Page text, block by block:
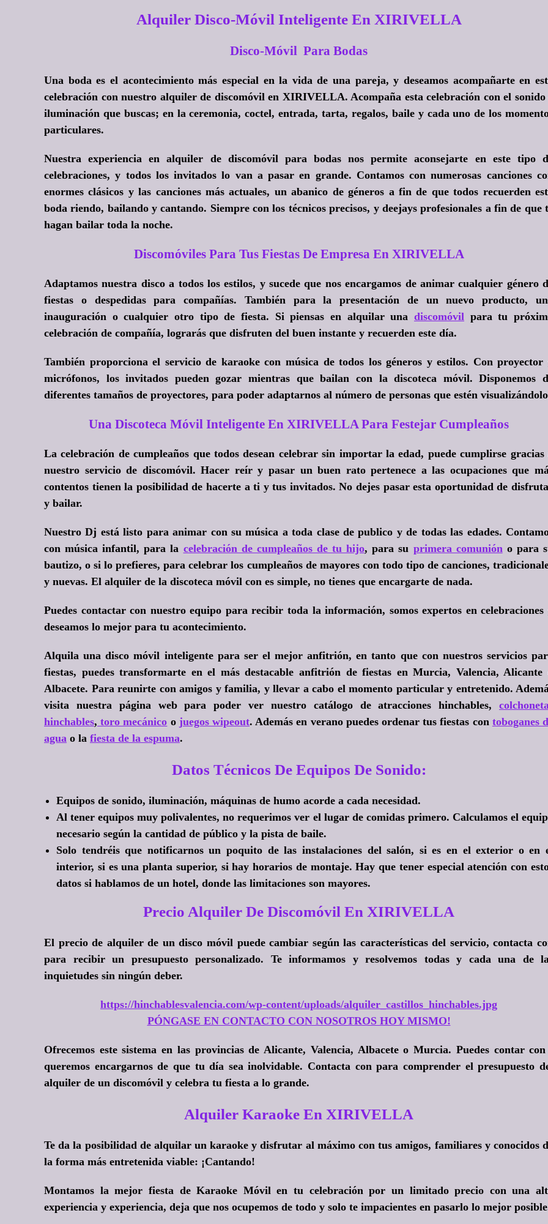
Alquiler Disco-Móvil Inteligente En XIRIVELLA
Disco-Móvil Para Bodas
Una boda es el acontecimiento más especial en la vida de una pareja, y deseamos acompañarte en
celebración con nuestro alquiler de discomóvil en XIRIVELLA. Acompaña esta celebración con el sonido
iluminación que buscas; en la ceremonia, coctel, entrada, tarta, regalos, baile y cada uno de los
particulares.
Nuestra experiencia en alquiler de discomóvil para bodas nos permite aconsejarte en este tipo
celebraciones, y todos los invitados lo van a pasar en grande. Contamos con numerosas canciones
enormes clásicos y las canciones más actuales, un abanico de géneros a fin de que todos recuerden
boda riendo, bailando y cantando. Siempre con los técnicos precisos, y deejays profesionales a fin de que
hagan bailar toda la noche.
Discomóviles Para Tus Fiestas De Empresa En XIRIVELLA
Adaptamos nuestra disco a todos los estilos, y sucede que nos encargamos de animar cualquier género
fiestas o despedidas para compañías. También para la presentación de un nuevo producto,
inauguración o cualquier otro tipo de fiesta. Si piensas en alquilar una discomóvil para tu
celebración de compañía, lograrás que disfruten del buen instante y recuerden este día.
También proporciona el servicio de karaoke con música de todos los géneros y estilos. Con proyector
micrófonos, los invitados pueden gozar mientras que bailan con la discoteca móvil. Disponemos
diferentes tamaños de proyectores, para poder adaptarnos al número de personas que estén
Una Discoteca Móvil Inteligente En XIRIVELLA Para Festejar Cumpleaños
La celebración de cumpleaños que todos desean celebrar sin importar la edad, puede cumplirse gracias
nuestro servicio de discomóvil. Hacer reír y pasar un buen rato pertenece a las ocupaciones que
contentos tienen la posibilidad de hacerte a ti y tus invitados. No dejes pasar esta oportunidad de
y bailar.
Nuestro Dj está listo para animar con su música a toda clase de publico y de todas las edades.
con música infantil, para la celebración de cumpleaños de tu hijo, para su primera comunióno para
bautizo, o si lo prefieres, para celebrar los cumpleaños de mayores con todo tipo de canciones,
y nuevas. El alquiler de la discoteca móvil con es simple, no tienes que encargarte de nada.
Puedes contactar con nuestro equipo para recibir toda la información, somos expertos en celebraciones
deseamos lo mejor para tu acontecimiento.
Alquila una disco móvil inteligente para ser el mejor anfitrión, en tanto que con nuestros servicios
fiestas, puedes transformarte en el más destacable anfitrión de fiestas en Murcia, Valencia, Alicante
Albacete. Para reunirte con amigos y familia, y llevar a cabo el momento particular y entretenido.
visita nuestra página web para poder ver nuestro catálogo de atracciones hinchables,
hinchables, toro mecánico o juegos wipeout. Además en verano puedes ordenar tus fiestas con toboganes
agua o la fiesta de la espuma.
Datos Técnicos De Equipos De Sonido:
Equipos de sonido, iluminación, máquinas de humo acorde a cada necesidad.
Al tener equipos muy polivalentes, no requerimos ver el lugar de comidas primero. Calculamos el
necesario según la cantidad de público y la pista de baile.
Solo tendréis que notificarnos un poquito de las instalaciones del salón, si es en el exterior o en
interior, si es una planta superior, si hay horarios de montaje. Hay que tener especial atención con
datos si hablamos de un hotel, donde las limitaciones son mayores.
Precio Alquiler De Discomóvil En XIRIVELLA
El precio de alquiler de un disco móvil puede cambiar según las características del servicio, contacta
para recibir un presupuesto personalizado. Te informamos y resolvemos todas y cada una de
inquietudes sin ningún deber.
https://hinchablesvalencia.com/wp-content/uploads/alquiler_castillos_hinchables.jpg
PÓNGASE EN CONTACTO CON NOSOTROS HOY MISMO!
Ofrecemos este sistema en las provincias de Alicante, Valencia, Albacete o Murcia. Puedes contar
queremos encargarnos de que tu día sea inolvidable. Contacta con para comprender el presupuesto
alquiler de un discomóvil y celebra tu fiesta a lo grande.
Alquiler Karaoke En XIRIVELLA
Te da la posibilidad de alquilar un karaoke y disfrutar al máximo con tus amigos, familiares y conocidos
la forma más entretenida viable: ¡Cantando!
Montamos la mejor fiesta de Karaoke Móvil en tu celebración por un limitado precio con una
experiencia y experiencia, deja que nos ocupemos de todo y solo te impacientes en pasarlo lo mejor